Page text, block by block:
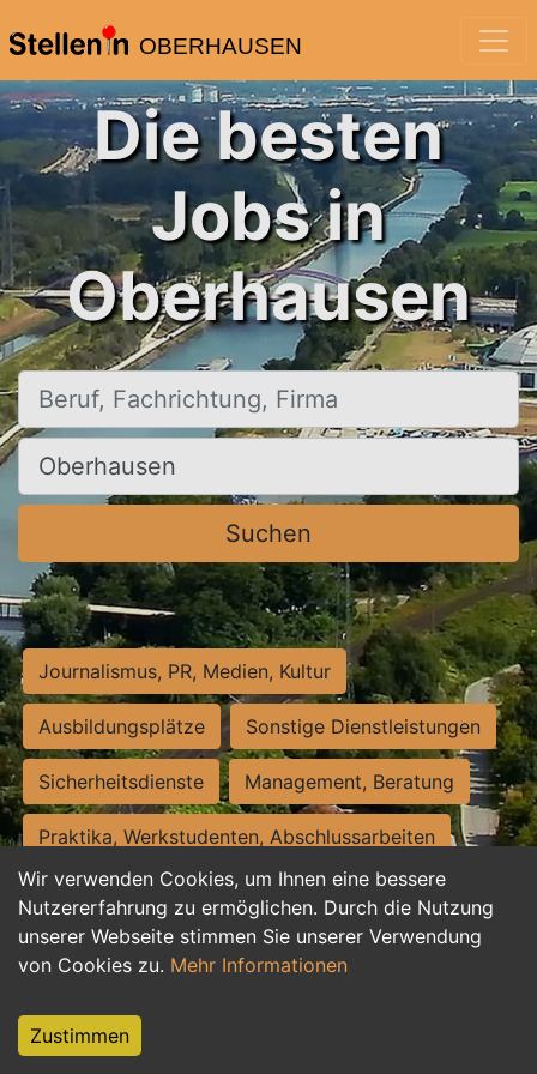
OBERHAUSEN
Wir verwenden Cookies, um Ihnen eine bessere
Nutzererfahrung zu ermöglichen. Durch die Nutzung
unserer Webseite stimmen Sie unserer Verwendung
von Cookies zu. Mehr Informationen
Zustimmen
Die besten
Jobs in
Oberhausen
Beruf, Fachrichtung, Firma
Ort, Stadt
Suchen
Journalismus, PR, Medien, Kultur
Ausbildungsplätze Sonstige Dienstleistungen
Sicherheitsdienste Management, Beratung
Praktika, Werkstudenten, Abschlussarbeiten
Personalwesen Assistenz, Sekretariat
Hilfskräfte, Aushilfs- und Nebenjobs
Weiterbildung, Studium, duale Ausbildung